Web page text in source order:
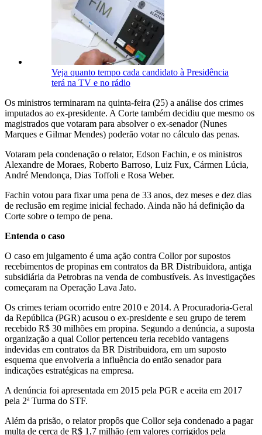
Veja quanto tempo cada candidato à Presidência
terá na TV e no rádio
Os ministros terminaram na quinta-feira (25) a análise dos crimes
imputados ao ex-presidente. A Corte também decidiu que mesmo os
magistrados que votaram para absolver o ex-senador (Nunes
Marques e Gilmar Mendes) poderão votar no cálculo das penas.
Votaram pela condenação o relator, Edson Fachin, e os ministros
Alexandre de Moraes, Roberto Barroso, Luiz Fux, Cármen Lúcia,
André Mendonça, Dias Toffoli e Rosa Weber.
Fachin votou para fixar uma pena de 33 anos, dez meses e dez dias
de reclusão em regime inicial fechado. Ainda não há definição da
Corte sobre o tempo de pena.
Entenda o caso
O caso em julgamento é uma ação contra Collor por supostos
recebimentos de propinas em contratos da BR Distribuidora, antiga
subsidiária da Petrobras na venda de combustíveis. As investigações
começaram na Operação Lava Jato.
Os crimes teriam ocorrido entre 2010 e 2014. A Procuradoria-Geral
da República (PGR) acusou o ex-presidente e seu grupo de terem
recebido R$ 30 milhões em propina. Segundo a denúncia, a suposta
organização a qual Collor pertenceu teria recebido vantagens
indevidas em contratos da BR Distribuidora, em um suposto
esquema que envolveria a influência do então senador para
indicações estratégicas na empresa.
A denúncia foi apresentada em 2015 pela PGR e aceita em 2017
pela 2ª Turma do STF.
Além da prisão, o relator propôs que Collor seja condenado a pagar
multa de cerca de R$ 1,7 milhão (em valores corrigidos pela